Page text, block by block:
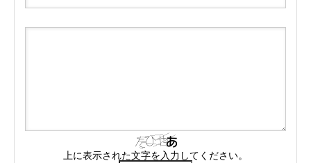
上に表示された文字を入力してください。